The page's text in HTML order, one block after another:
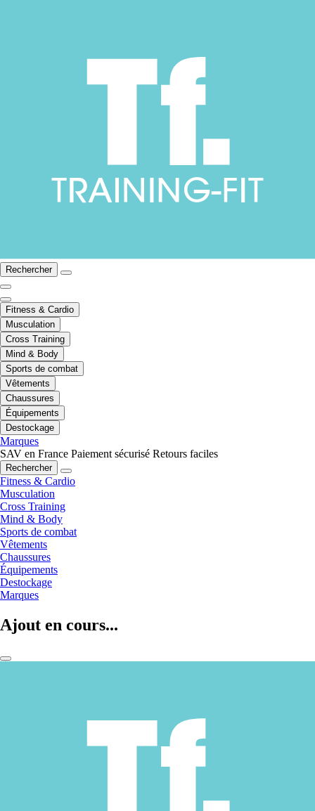
Rechercher
Fitness & Cardio
Musculation
Cross Training
Mind & Body
Sports de combat
Vêtements
Chaussures
Équipements
Destockage
Marques
SAV en France Paiement sécurisé Retours faciles
Rechercher
Fitness & Cardio
Musculation
Cross Training
Mind & Body
Sports de combat
Vêtements
Chaussures
Équipements
Destockage
Marques
Ajout en cours...